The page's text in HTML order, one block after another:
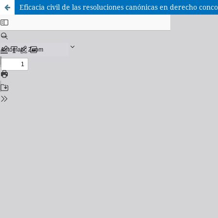
Eficacia civil de las resoluciones canónicas en derecho